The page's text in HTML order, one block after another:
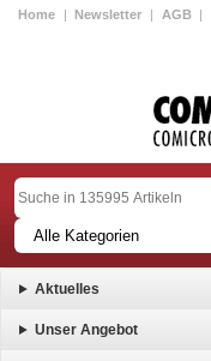
Home | Newsletter | AGB |
Aktuelles
Unser Angebot